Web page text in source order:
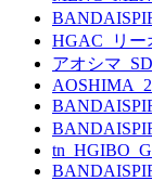
HGAC_リー
アオシマ